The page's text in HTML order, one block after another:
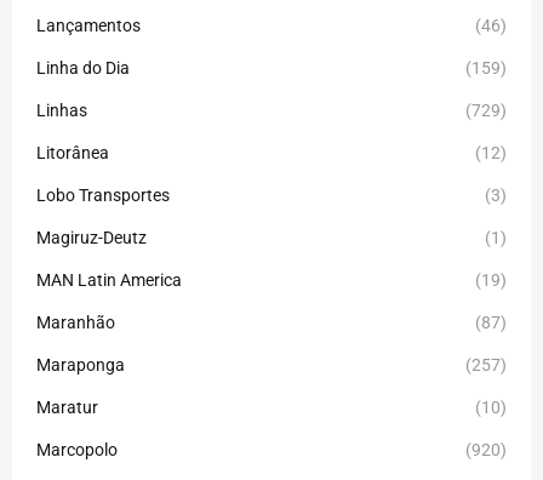
Lançamentos (46)
Linha do Dia (159)
Linhas (729)
Litorânea (12)
Lobo Transportes (3)
Magiruz-Deutz (1)
MAN Latin America (19)
Maranhão (87)
Maraponga (257)
Maratur (10)
Marcopolo (920)